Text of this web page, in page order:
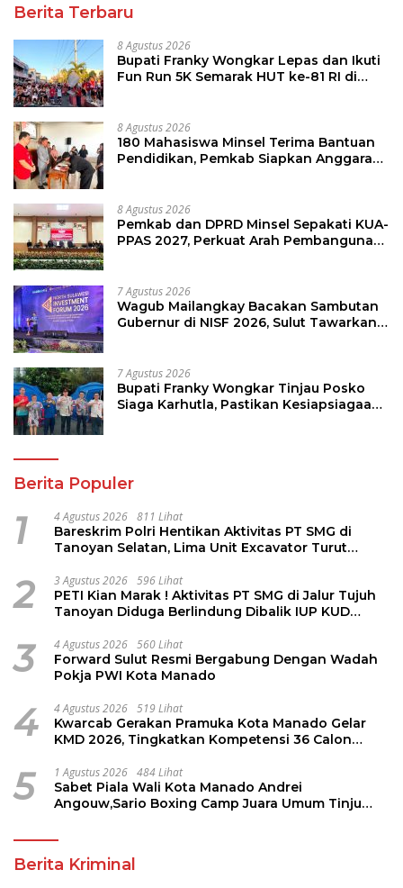
Berita Terbaru
8 Agustus 2026
Bupati Franky Wongkar Lepas dan Ikuti
Fun Run 5K Semarak HUT ke-81 RI di
8 Agustus 2026
180 Mahasiswa Minsel Terima Bantuan
Pendidikan, Pemkab Siapkan Anggaran
8 Agustus 2026
Pemkab dan DPRD Minsel Sepakati KUA-
PPAS 2027, Perkuat Arah Pembangunan
7 Agustus 2026
Wagub Mailangkay Bacakan Sambutan
Gubernur di NISF 2026, Sulut Tawarkan
7 Agustus 2026
Bupati Franky Wongkar Tinjau Posko
Siaga Karhutla, Pastikan Kesiapsiagaan
Berita Populer
1 4 Agustus 2026 811 Lihat
Bareskrim Polri Hentikan Aktivitas PT SMG di
Tanoyan Selatan, Lima Unit Excavator Turut
2 3 Agustus 2026 596 Lihat
PETI Kian Marak ! Aktivitas PT SMG di Jalur Tujuh
Tanoyan Diduga Berlindung Dibalik IUP KUD
3 4 Agustus 2026 560 Lihat
Forward Sulut Resmi Bergabung Dengan Wadah
Pokja PWI Kota Manado
4 4 Agustus 2026 519 Lihat
Kwarcab Gerakan Pramuka Kota Manado Gelar
KMD 2026, Tingkatkan Kompetensi 36 Calon
5 1 Agustus 2026 484 Lihat
Sabet Piala Wali Kota Manado Andrei
Angouw,Sario Boxing Camp Juara Umum Tinju
Berita Kriminal